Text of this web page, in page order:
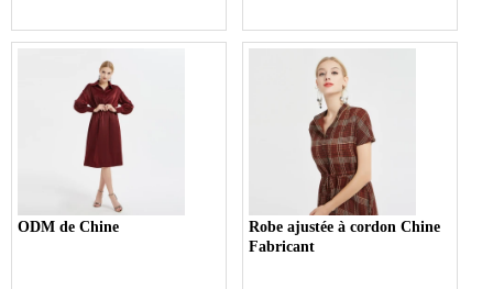
ODM de Chine
Robe ajustée à cordon Chine
Fabricant